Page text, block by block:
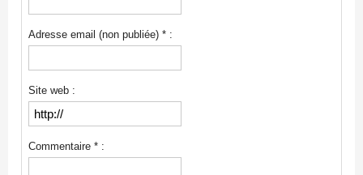
Adresse email (non publiée) * :
Site web :
Commentaire * :